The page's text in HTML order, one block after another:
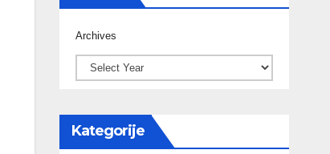
Archives
Kategorije